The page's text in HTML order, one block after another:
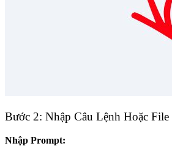
Bước 2: Nhập Câu Lệnh Hoặc
Nhập Prompt: